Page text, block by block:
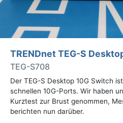
TRENDnet TEG-S
TEG-S708
Der TEG-S Desktop 10G Switch
schnellen 10G-Ports. Wir haben
Kurztest zur Brust genommen,
berichten nun darüber.